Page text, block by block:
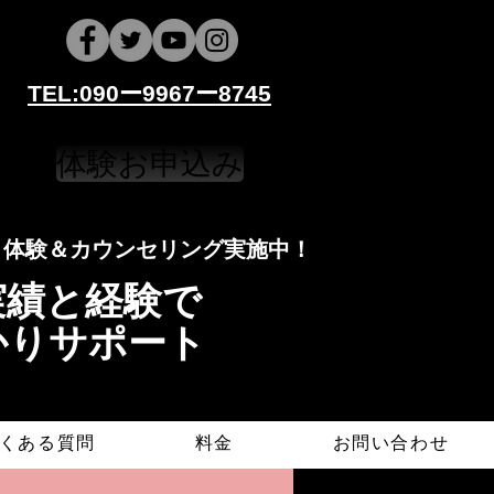
​​TEL:090ー9967ー8745
体験お申込み
と経験で
サポート
​​​体験＆カウンセリング実施中！
ある質問 料金 お問い合わせ